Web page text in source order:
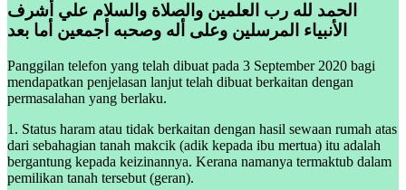
الحمد لله رب العلمين والصلاة والسلام علي أشرف
الأنبياء المرسلين وعلى أله وصحبه أجمعين أما بعد
Panggilan telefon yang telah dibuat pada 3 September 2020 bagi
mendapatkan penjelasan lanjut telah dibuat berkaitan dengan
permasalahan yang berlaku.
1. Status haram atau tidak berkaitan dengan hasil sewaan rumah atas
dari sebahagian tanah makcik (adik kepada ibu mertua) itu adalah
bergantung kepada keizinannya. Kerana namanya termaktub dalam
pemilikan tanah tersebut (geran).